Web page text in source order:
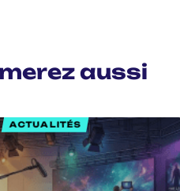
aussi
ACTUALITÉS